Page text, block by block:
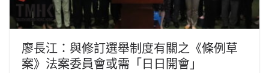
廖長江：與修訂選舉制度有關之《條例草
案》法案委員會或需「日日開會」